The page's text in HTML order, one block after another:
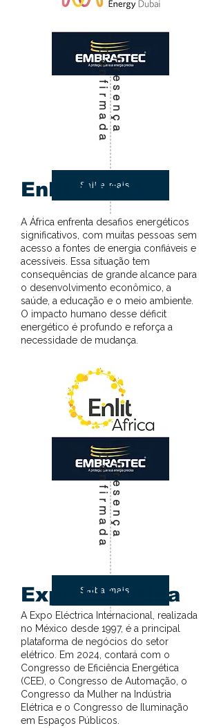
P
r
e
s
e
n
ç
a
Co
n
f
i
r
m
a
d
a
Saiba mais
Enlit Africa
A África enfrenta desafios energéticos
significativos, com muitas pessoas sem
acesso a fontes de energia confiáveis e
acessíveis. Essa situação tem
consequências de grande alcance para
o desenvolvimento econômico, a
saúde, a educação e o meio ambiente.
O impacto humano desse déficit
energético é profundo e reforça a
necessidade de mudança.
P
r
e
s
e
n
ç
a
Co
n
f
i
r
m
a
d
a
Saiba mais
Expo Eléctrica
A Expo Eléctrica Internacional, realizada
no México desde 1997, é a principal
plataforma de negócios do setor
elétrico. Em 2024, contará com o
Congresso de Eficiência Energética
(CEE), o Congresso de Automação, o
Congresso da Mulher na Indústria
Elétrica e o Congresso de Iluminação
em Espaços Públicos.